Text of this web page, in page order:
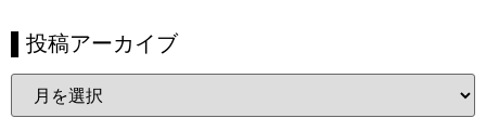
▌投稿アーカイブ